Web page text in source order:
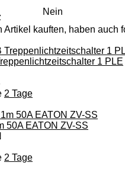
Nein
Artikel kauften, haben auch
1 PLE
2 Tage
50A EATON ZV-SS
2 Tage